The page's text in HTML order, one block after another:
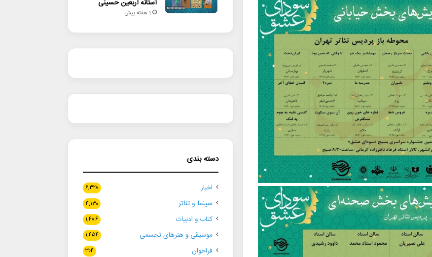
آستانه اربعین حسینی
1 هفته پیش
دسته بندی
اخبار ۶,۳۲۸
سینما و تئاتر ۴,۱۳۰
کتاب و ادبیات ۱,۴۸۶
موسیقی و هنرهای تجسمی ۱,۴۵۴
فراخوان ۳۰۴